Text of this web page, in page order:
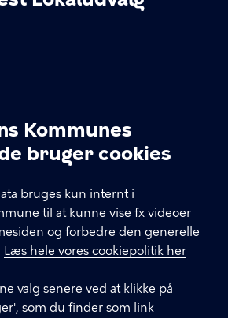
Kommunes
bruger cookies
bruges kun internt i
til at kunne vise fx videoer
og forbedre den generelle
Læs hele vores cookiepolitik her
valg senere ved at klikke på
som du finder som link